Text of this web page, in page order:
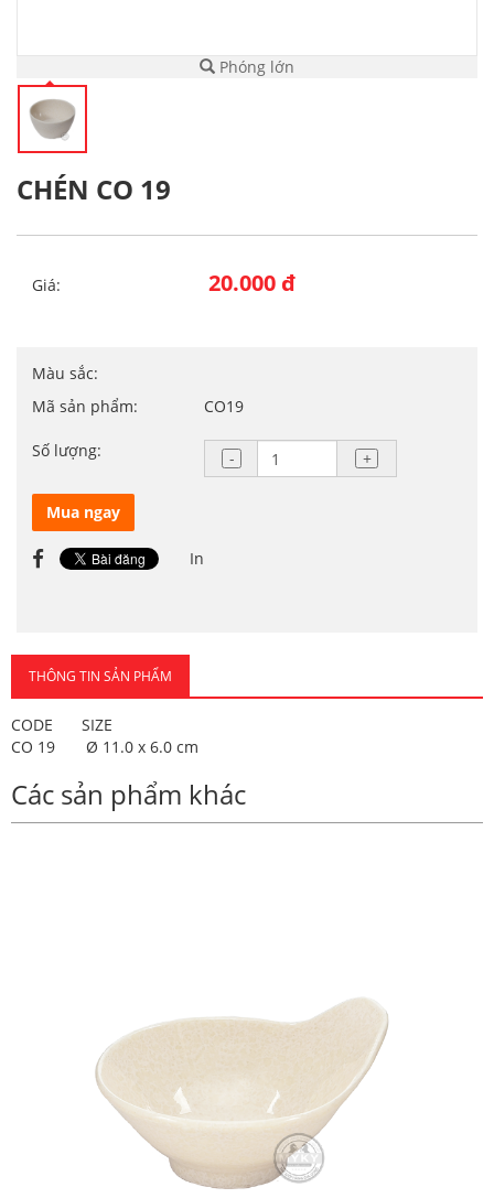
Phóng lớn
CHÉN CO 19
Giá: 20.000 đ
Màu sắc:
Mã sản phẩm:
CO19
Số lượng:
Mua ngay
In
THÔNG TIN SẢN PHẨM
CODE
SIZE
CO 19
Ø 11.0 x 6.0 cm
Các sản phẩm khác